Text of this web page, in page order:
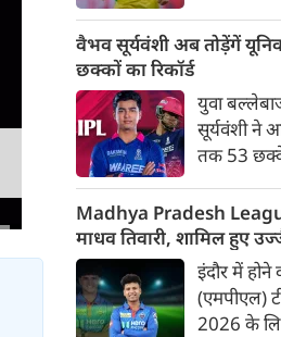
प्राथमिकता
के बीच
है कि
IPL से आगे
क्रिकेट खेलने
दूरी बना
वैभव सूर्यवंशी अब तोड़ेंगें
छक्कों का रिकॉर्ड
युवा
सूर्यवंशी ने
तक 53
टूर्नामेंट में
ज़्यादा 59
आईपीएल
सूर्यवंशी की
पर होंगी।
Madhya Pradesh
माधव तिवारी, शामिल हुए
इंदौर में होने
(एमपीएल)
2026 के